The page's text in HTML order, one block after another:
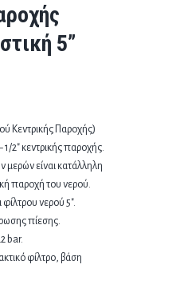
5”
Κεντρικής Παροχής)
2″ κεντρικής παροχής.
μερών είναι κατάλληλη
παροχή του νερού.
φίλτρου νερού 5″.
πίεσης.
bar.
φίλτρο, βάση